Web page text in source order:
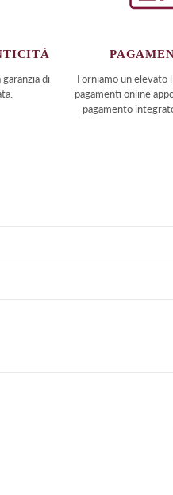
di
Forniamo un elevato
pagamenti online
pagamento